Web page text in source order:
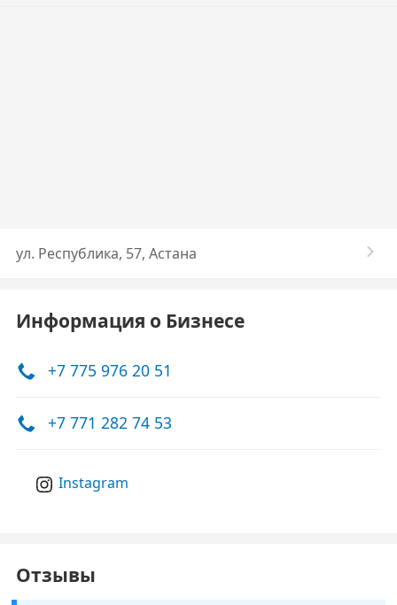
ул. Республика, 57, Астана
Информация о Бизнесе
+7 775 976 20 51
+7 771 282 74 53
Instagram
Отзывы